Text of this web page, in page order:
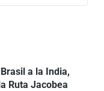
a la India,
Ruta Jacobea